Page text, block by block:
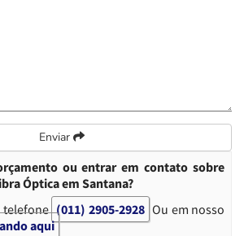
Enviar
ou entrar em contato sobre
Óptica em Santana?
telefone (011) 2905-2928 Ou em nosso
aqui